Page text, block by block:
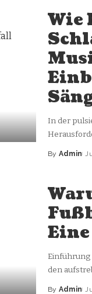
Wie
In der
By Admin
Einführung
den
By Admin